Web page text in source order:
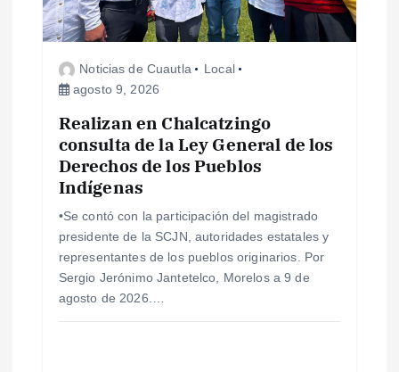
Noticias de Cuautla
Local
agosto 9, 2026
Realizan en Chalcatzingo
consulta de la Ley General de los
Derechos de los Pueblos
Indígenas
•Se contó con la participación del magistrado
presidente de la SCJN, autoridades estatales y
representantes de los pueblos originarios. Por
Sergio Jerónimo Jantetelco, Morelos a 9 de
agosto de 2026.…